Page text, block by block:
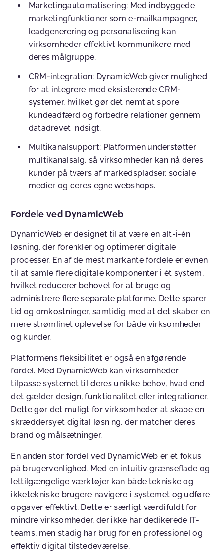
Marketingautomatisering: Med indbyggede
marketingfunktioner som e-mailkampagner,
leadgenerering og personalisering kan
virksomheder effektivt kommunikere med
deres målgruppe.
CRM-integration: DynamicWeb giver mulighed
for at integrere med eksisterende CRM-
systemer, hvilket gør det nemt at spore
kundeadfærd og forbedre relationer gennem
datadrevet indsigt.
Multikanalsupport: Platformen understøtter
multikanalsalg, så virksomheder kan nå deres
kunder på tværs af markedspladser, sociale
medier og deres egne webshops.
Fordele ved DynamicWeb
DynamicWeb er designet til at være en alt-i-én
løsning, der forenkler og optimerer digitale
processer. En af de mest markante fordele er evnen
til at samle flere digitale komponenter i ét system,
hvilket reducerer behovet for at bruge og
administrere flere separate platforme. Dette sparer
tid og omkostninger, samtidig med at det skaber en
mere strømlinet oplevelse for både virksomheder
og kunder.
Platformens fleksibilitet er også en afgørende
fordel. Med DynamicWeb kan virksomheder
tilpasse systemet til deres unikke behov, hvad end
det gælder design, funktionalitet eller integrationer.
Dette gør det muligt for virksomheder at skabe en
skræddersyet digital løsning, der matcher deres
brand og målsætninger.
En anden stor fordel ved DynamicWeb er et fokus
på brugervenlighed. Med en intuitiv grænseflade og
lettilgængelige værktøjer kan både tekniske og
ikketekniske brugere navigere i systemet og udføre
opgaver effektivt. Dette er særligt værdifuldt for
mindre virksomheder, der ikke har dedikerede IT-
teams, men stadig har brug for en professionel og
effektiv digital tilstedeværelse.